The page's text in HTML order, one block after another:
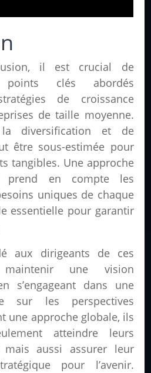
il est crucial de
clés abordés
de croissance
de taille moyenne.
la diversification et de
être sous-estimée pour
tangibles. Une approche
prend en compte les
uniques de chaque
essentielle pour garantir
aux dirigeants de ces
une vision
s’engageant dans une
sur les perspectives
une approche globale, ils
atteindre leurs
mais aussi assurer leur
pour l’avenir.